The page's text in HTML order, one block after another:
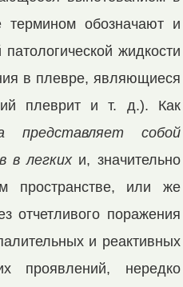
термином обозначают и
жидкости
в плевре, являющиеся
плеврит и т. д.). Как
представляет собой
в легких и, значительно
пространстве, или же
отчетливого пора­жения
и реактивных
про­явлений, нередко